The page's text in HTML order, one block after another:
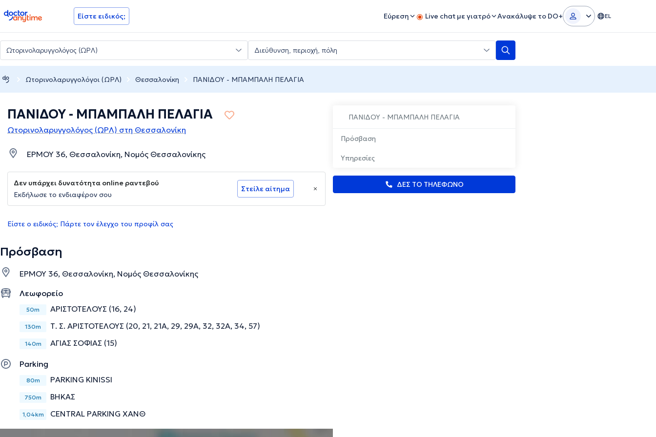
doctoranytime Είστε ειδικός; Εύρεση Live chat με γιατρό Ανακάλυψε το DO+ EL
Ωτορινολαρυγγολόγοι (ΩΡΛ) Θεσσαλονίκη ΠΑΝΙΔΟΥ - ΜΠΑΜΠΑΛΗ ΠΕΛΑΓΙΑ
ΠΑΝΙΔΟΥ - ΜΠΑΜΠΑΛΗ ΠΕΛΑΓΙΑ
Πρόσβαση
Υπηρεσίες
ΔΕΣ ΤΟ ΤΗΛΕΦΩΝΟ
ΠΑΝΙΔΟΥ - ΜΠΑΜΠΑΛΗ ΠΕΛΑΓΙΑ
Ωτορινολαρυγγολόγος (ΩΡΛ) στη Θεσσαλονίκη
ΕΡΜΟΥ 36, Θεσσαλονίκη, Νομός Θεσσαλονίκης
Δεν υπάρχει δυνατότητα online ραντεβού
Εκδήλωσε το ενδιαφέρον σου
Στείλε αίτημα
Είστε ο ειδικός; Πάρτε τον έλεγχο του προφίλ σας
Πρόσβαση
ΕΡΜΟΥ 36, Θεσσαλονίκη, Νομός Θεσσαλονίκης
Λεωφορείο
50m ΑΡΙΣΤΟΤΕΛΟΥΣ (16, 24)
130m Τ. Σ. ΑΡΙΣΤΟΤΕΛΟΥΣ (20, 21, 21A, 29, 29A, 32, 32Α, 34, 57)
140m ΑΓΙΑΣ ΣΟΦΙΑΣ (15)
Parking
80m PARKING KINISSI
750m ΒΗΚΑΣ
1,04km CENTRAL PARKING ΧΑΝΘ